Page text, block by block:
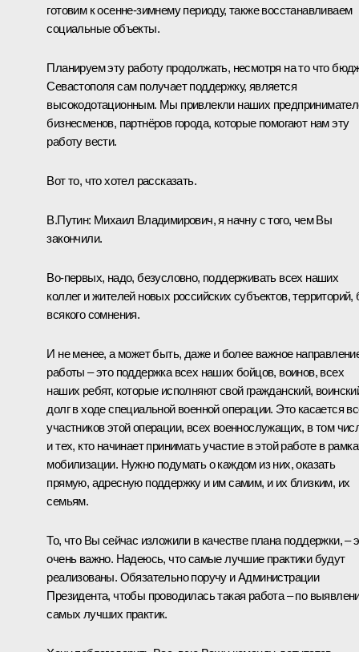
готовим к осенне-зимнему периоду, также восстанавливаем
социальные объекты.
Планируем эту работу продолжать, несмотря на то что
Севастополя сам получает поддержку, является
высокодотационным. Мы привлекли наших
бизнесменов, партнёров города, которые помогают нам эту
работу вести.
Вот то, что хотел рассказать.
В.Путин: Михаил Владимирович, я начну с того, чем Вы
закончили.
Во-первых, надо, безусловно, поддерживать всех наших
коллег и жителей новых российских субъектов, территорий,
всякого сомнения.
И не менее, а может быть, даже и более важное
работы – это поддержка всех наших бойцов, воинов, всех
наших ребят, которые исполняют свой гражданский,
долг в ходе специальной военной операции. Это касается
участников этой операции, всех военнослужащих, в том
и тех, кто начинает принимать участие в этой работе в
мобилизации. Нужно подумать о каждом из них, оказать
прямую, адресную поддержку и им самим, и их близким, их
семьям.
То, что Вы сейчас изложили в качестве плана поддержки, –
очень важно. Надеюсь, что самые лучшие практики будут
реализованы. Обязательно поручу и Администрации
Президента, чтобы проводилась такая работа – по
самых лучших практик.